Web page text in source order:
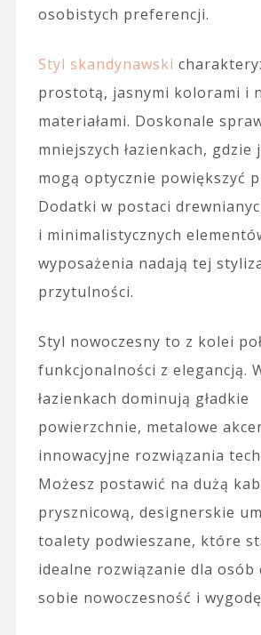
osobistych preferencji.
Styl skandynawski
prostotą, jasnymi kolorami i
materiałami. Doskonale
mniejszych łazienkach, gdzie
mogą optycznie powiększyć
Dodatki w postaci
i minimalistycznych
wyposażenia nadają tej
przytulności.
Styl nowoczesny to z kolei
funkcjonalności z elegancją.
łazienkach dominują gładkie
powierzchnie, metalowe
innowacyjne rozwiązania
Możesz postawić na dużą
prysznicową, designerskie
toalety podwieszane, które
idealne rozwiązanie dla osób
sobie nowoczesność i